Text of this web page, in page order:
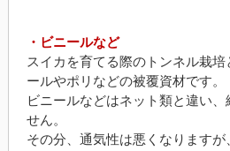
・ビニールなど
スイカを育てる際のトンネル栽
ールやポリなどの被覆資材です。
ビニールなどはネット類と違い
せん。
その分、通気性は悪くなります